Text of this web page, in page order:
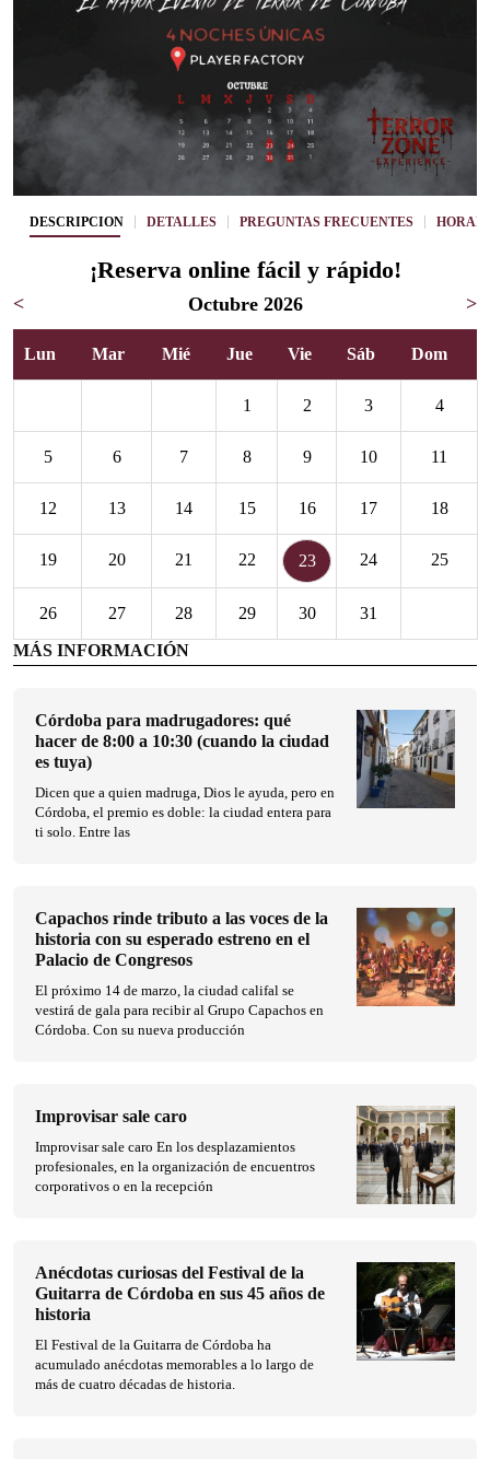
DESCRIPCIÓN DETALLES PREGUNTAS FRECUENTES
¡Reserva online fácil y rápido!
< Octubre 2026 >
Lun Mar Mié Jue Vie Sáb Dom
1 2 3 4
5 6 7 8 9 10 11
12 13 14 15 16 17 18
19 20 21 22 23 24 25
26 27 28 29 30
31
MÁS INFORMACIÓN
Córdoba para madrugadores: qué
hacer de 8:00 a 10:30 (cuando la ciudad
es tuya)
Dicen que a quien madruga, Dios le ayuda, pero en
Córdoba, el premio es doble: la ciudad entera para
ti solo. Entre las
Capachos rinde tributo a las voces de la
historia con su esperado estreno en el
Palacio de Congresos
El próximo 14 de marzo, la ciudad califal se
vestirá de gala para recibir al Grupo Capachos en
Córdoba. Con su nueva producción
Improvisar sale caro
Improvisar sale caro En los desplazamientos
profesionales, en la organización de encuentros
corporativos o en la recepción
Anécdotas curiosas del Festival de la
Guitarra de Córdoba en sus 45 años de
historia
El Festival de la Guitarra de Córdoba ha
acumulado anécdotas memorables a lo largo de
más de cuatro décadas de historia.